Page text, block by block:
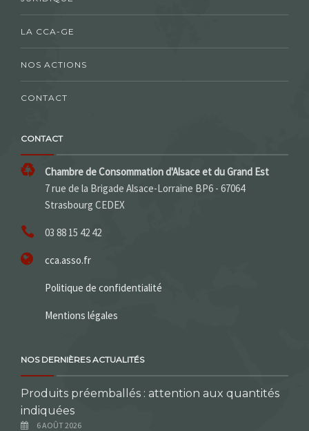
LA CCA-GE
NOS ACTIONS
CONTACT
CONTACT
Chambre de Consommation d'Alsace et du Grand Est
7 rue de la Brigade Alsace-Lorraine BP6 - 67064
Strasbourg CEDEX
03 88 15 42 42
cca.asso.fr
Politique de confidentialité
Mentions légales
NOS DERNIÈRES ACTUALITÉS
Produits préemballés : attention aux quantités
indiquées
6 AOÛT 2026